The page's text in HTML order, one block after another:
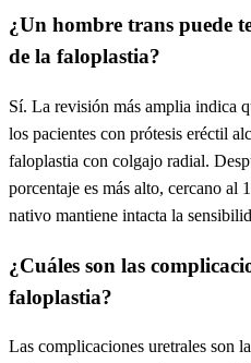
¿Un hombre trans puede
de la faloplastia?
Sí. La revisión más amplia indica
los pacientes con prótesis eréctil
faloplastia con colgajo radial.
porcentaje es más alto, cercano
nativo mantiene intacta la
¿Cuáles son las
faloplastia?
Las complicaciones uretrales son